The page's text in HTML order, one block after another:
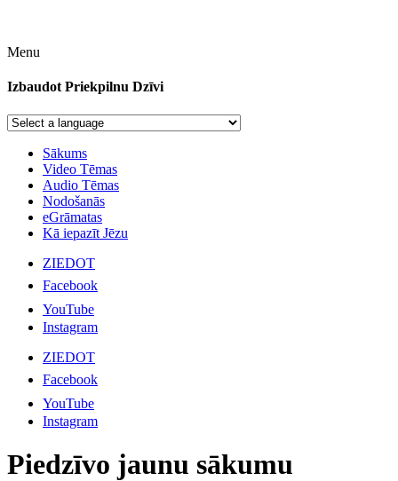
Menu
Izbaudot Priekpilnu Dzīvi
Sākums
Video Tēmas
Audio Tēmas
Nodošanās
eGrāmatas
Kā iepazīt Jēzu
ZIEDOT
Facebook
YouTube
Instagram
ZIEDOT
Facebook
YouTube
Instagram
Piedzīvo jaunu sākumu